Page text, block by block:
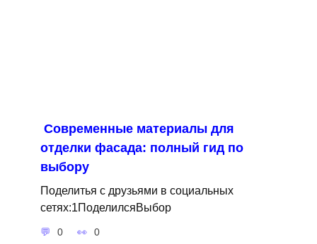
Современные материалы для
отделки фасада: полный гид по
выбору
Поделитья с друзьями в социальных
сетях:1ПоделилсяВыбор
0 0